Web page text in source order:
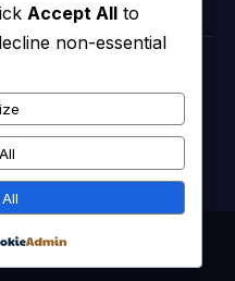
Audio & Video Guide
Accept All to
non-essential